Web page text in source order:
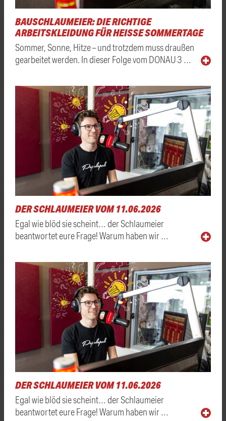
BAUSCHLAUMEIER: DIE RICHTIGE
ARBEITSKLEIDUNG FÜR HEISSE SOMMERTAGE
Sommer, Sonne, Hitze – und trotzdem muss draußen
gearbeitet werden. In dieser Folge vom DONAU 3 …
DER SCHLAUMEIER VOM 11.06.2026
Egal wie blöd sie scheint… der Schlaumeier
beantwortet eure Frage! Warum haben wir …
DER SCHLAUMEIER VOM 11.06.2026
Egal wie blöd sie scheint… der Schlaumeier
beantwortet eure Frage! Warum haben wir …